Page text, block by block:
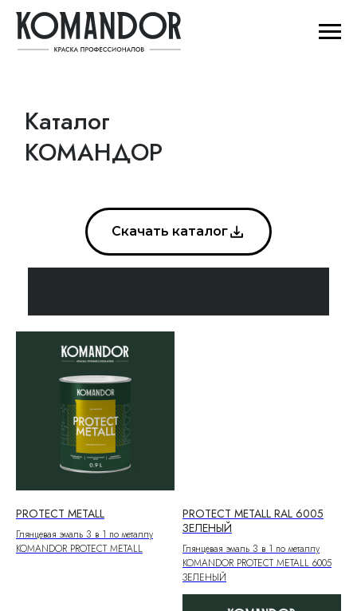
Каталог
КОМАНДОР
Скачать каталог
PROTECT METALL
Глянцевая эмаль 3 в 1 по металлу
KOMANDOR PROTECT METALL
PROTECT METALL RAL 6005
ЗЕЛЕНЫЙ
Глянцевая эмаль 3 в 1 по металлу
KOMANDOR PROTECT METALL 6005
ЗЕЛЕНЫЙ